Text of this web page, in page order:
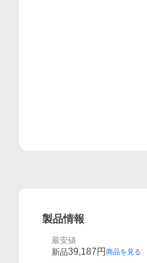
製品情報
最安値
新品39,187円 商品を見る